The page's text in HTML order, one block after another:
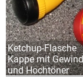
Ketchup-Flasche
Kappe mit
und Hochtöner